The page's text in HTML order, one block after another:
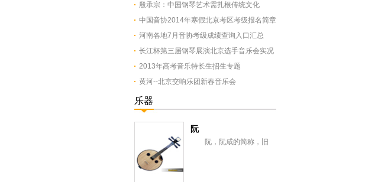
殷承宗：中国钢琴艺术需扎根传统文化
中国音协2014年寒假北京考区考级报名简章
河南各地7月音协考级成绩查询入口汇总
长江杯第三届钢琴展演北京选手音乐会实况
2013年高考音乐特长生招生专题
黄河--北京交响乐团新春音乐会
乐器
阮
阮，阮咸的简称，旧